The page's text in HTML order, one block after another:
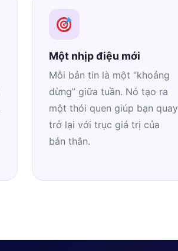
Một nhịp điệu mới
Mỗi bản tin là một “khoảng
dừng” giữa tuần. Nó tạo ra
một thói quen giúp bạn quay
trở lại với trục giá trị của
bản thân.